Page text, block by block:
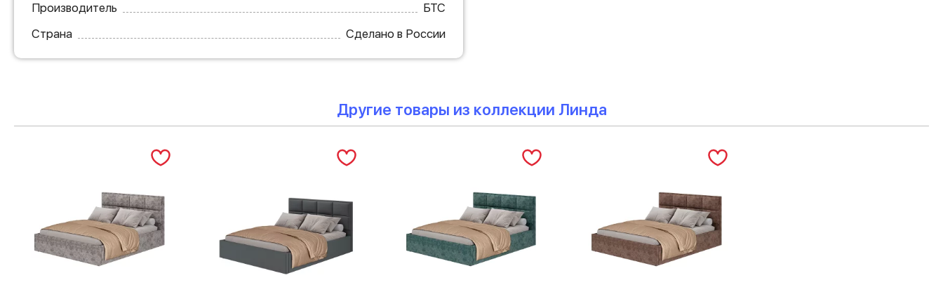
Производитель
БТС
Страна
Сделано в России
Другие товары из коллекции Линда